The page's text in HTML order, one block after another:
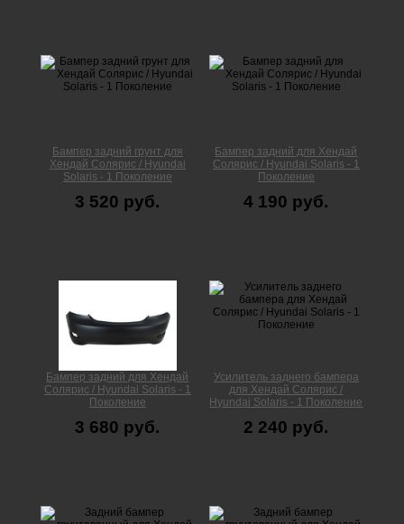
Бампер задний грунт для
Хендай Солярис / Hyundai
Solaris - 1 Поколение
3 520 руб.
Бампер задний для Хендай
Солярис / Hyundai Solaris - 1
Поколение
4 190 руб.
Бампер задний для Хендай
Солярис / Hyundai Solaris - 1
Поколение
3 680 руб.
Усилитель заднего бампера
для Хендай Солярис /
Hyundai Solaris - 1 Поколение
2 240 руб.